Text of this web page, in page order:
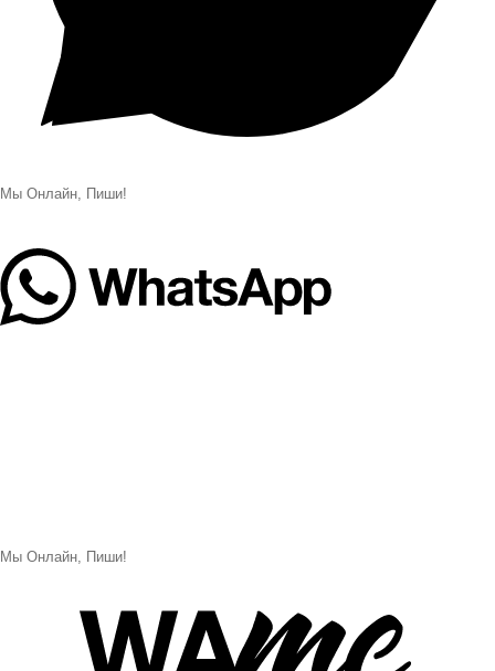
Мы Онлайн, Пиши!
Мы Онлайн, Пиши!